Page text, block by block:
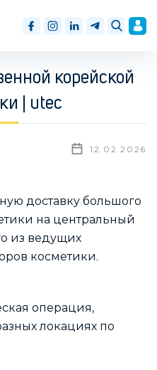
корейской
| utec
12.02.2026
доставку большого
на центральный
из ведущих
косметики.
операция,
локациях по